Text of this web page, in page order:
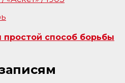
способ борьбы